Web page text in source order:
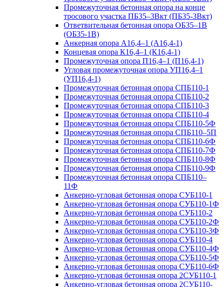
Промежуточная бетонная опора на конце
тросового участка ПБ35–3Вкт (ПБ35-3Вкт)
Ответвительная бетонная опора ОБ35–1В
(ОБ35-1В)
Анкерная опора А16,4–1 (А16,4-1)
Концевая опора К16,4–1 (К16,4-1)
Промежуточная опора П16,4–1 (П16,4-1)
Угловая промежуточная опора УП16,4–1
(УП16,4-1)
Промежуточная бетонная опора СПБ110-1
Промежуточная бетонная опора СПБ110-2
Промежуточная бетонная опора СПБ110-3
Промежуточная бетонная опора СПБ110-4
Промежуточная бетонная опора СПБ110-5Ф
Промежуточная бетонная опора СПБ110–5П
Промежуточная бетонная опора СПБ110-6Ф
Промежуточная бетонная опора СПБ110-7Ф
Промежуточная бетонная опора СПБ110-8Ф
Промежуточная бетонная опора СПБ110-9Ф
Промежуточная бетонная опора СПБ110–
11Ф
Анкерно-угловая бетонная опора СУБ110-1
Анкерно-угловая бетонная опора СУБ110-1Ф
Анкерно-угловая бетонная опора СУБ110-2
Анкерно-угловая бетонная опора СУБ110-2Ф
Анкерно-угловая бетонная опора СУБ110-3Ф
Анкерно-угловая бетонная опора СУБ110-4
Анкерно-угловая бетонная опора СУБ110-4Ф
Анкерно-угловая бетонная опора СУБ110-5Ф
Анкерно-угловая бетонная опора СУБ110-6Ф
Анкерно-угловая бетонная опора 2СУБ110-1
Анкерно-угловая бетонная опора 2СУБ110-